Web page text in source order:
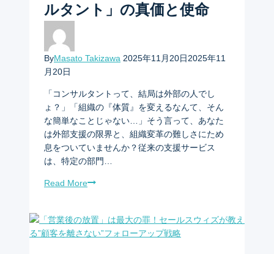
ルタント」の真価と使命
ByMasato Takizawa 2025年11月20日2025年11
月20日
「コンサルタントって、結局は外部の人でし
ょ？」「組織の『体質』を変えるなんて、そん
な簡単なことじゃない…」そう言って、あなた
は外部支援の限界と、組織変革の難しさにため
息をついていませんか？従来の支援サービス
は、特定の部門…
Read More